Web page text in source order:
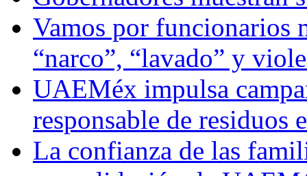
Vamos por funcionarios
“narco”, “lavado” y
UAEMéx impulsa
responsable de residuos
La confianza de las